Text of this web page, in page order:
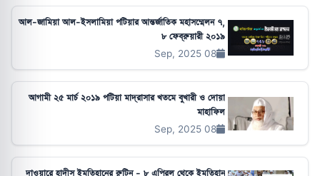
আল-জামিয়া আল-ইসলামিয়া পটিয়ার আন্তর্জাতিক মহাসম্মেলন ৭,
৮ ফেব্রুয়ারী ২০১৯
08 Sep, 2025
আগামী ২৫ মার্চ ২০১৯ পটিয়া মাদ্রাসার খতমে বুখারী ও দোয়া
মাহাফিল
08 Sep, 2025
দাওয়ারে হাদীস ইমতিহানের রুটিন - ৮ এপ্রিল থেকে ইমতিহান